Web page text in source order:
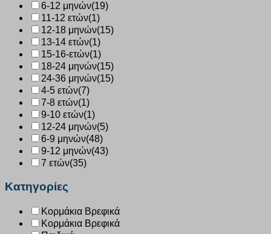
6-12 μηνών(19)
11-12 ετών(1)
12-18 μηνών(15)
13-14 ετών(1)
15-16-ετών(1)
18-24 μηνών(15)
24-36 μηνών(15)
4-5 ετών(7)
7-8 ετών(1)
9-10 ετών(1)
12-24 μηνών(5)
6-9 μηνών(48)
9-12 μηνών(43)
7 ετών(35)
Κατηγορίες
Κορμάκια Βρεφικά
Κορμάκια Βρεφικά